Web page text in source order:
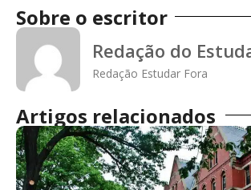
Sobre o escritor
Redação do
Redação Estudar Fora
Artigos relacionados